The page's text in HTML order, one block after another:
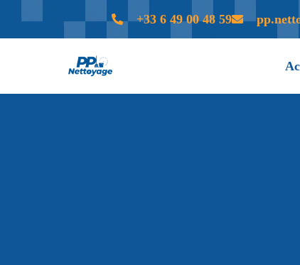
+33 6 49 00 48 59